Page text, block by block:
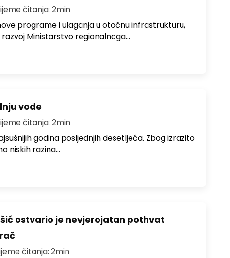
čitanja: 2min
programe i ulaganja u otočnu infrastrukturu,
Ministarstvo regionalnoga…
vode
čitanja: 2min
godina posljednjih desetljeća. Zbog izrazito
niskih razina…
ostvario je nevjerojatan pothvat
čitanja: 2min